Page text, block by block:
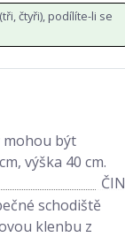
čtyři), podílíte-li se
mohou být
výška 40 cm.
ČIN
schodiště
klenbu z